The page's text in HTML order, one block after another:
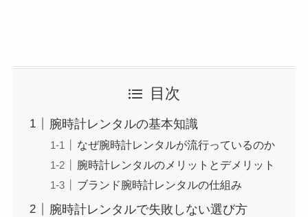
目次
腕時計レンタルの基本知識
なぜ腕時計レンタルが流行っているのか
腕時計レンタルのメリットとデメリット
ブランド腕時計レンタルの仕組み
腕時計レンタルで失敗しない選び方